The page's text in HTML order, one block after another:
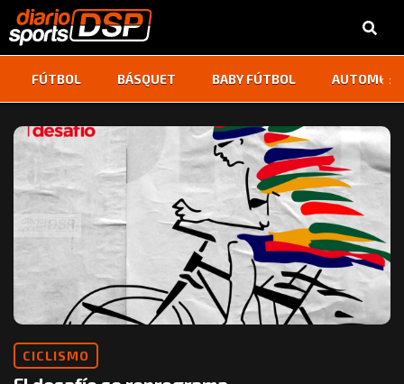
FÚTBOL BÁSQUET BABY FÚTBOL ‹ ›
CICLISMO